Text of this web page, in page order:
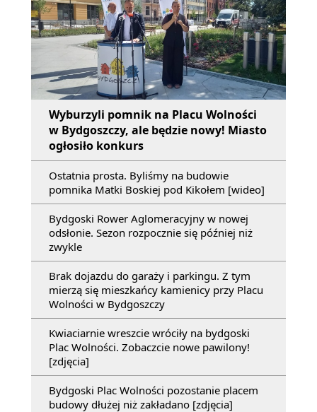
Wyburzyli pomnik na Placu Wolności
w Bydgoszczy, ale będzie nowy! Miasto
ogłosiło konkurs
Ostatnia prosta. Byliśmy na budowie
pomnika Matki Boskiej pod Kikołem [wideo]
Bydgoski Rower Aglomeracyjny w nowej
odsłonie. Sezon rozpocznie się później niż
zwykle
Brak dojazdu do garaży i parkingu. Z tym
mierzą się mieszkańcy kamienicy przy Placu
Wolności w Bydgoszczy
Kwiaciarnie wreszcie wróciły na bydgoski
Plac Wolności. Zobaczcie nowe pawilony!
[zdjęcia]
Bydgoski Plac Wolności pozostanie placem
budowy dłużej niż zakładano [zdjęcia]